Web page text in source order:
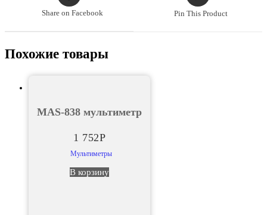
Share on Facebook Pin This Product
Похожие товары
MAS-838 мультиметр
1 752Р
Мультиметры
В корзину